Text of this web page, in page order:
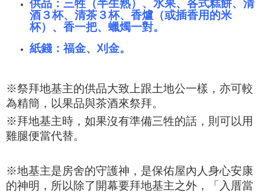
供品：三牲（半生熟）、水果、各式糕餅、清
酒３杯、清茶３杯、香爐（或插香用的米
杯）、香一把、蠟燭一對。
紙錢：福金、刈金。
※祭拜地基主的供品大致上跟土地公一樣，亦可較
為精簡，以果品與茶酒來祭拜。
※拜地基主時，如果沒有準備三牲的話，則可以用
雞腿便當代替。
※地基主是房舍的守護神，是保佑屋內人身心安康
的神明，所以除了開幕要拜地基主之外，「入厝當